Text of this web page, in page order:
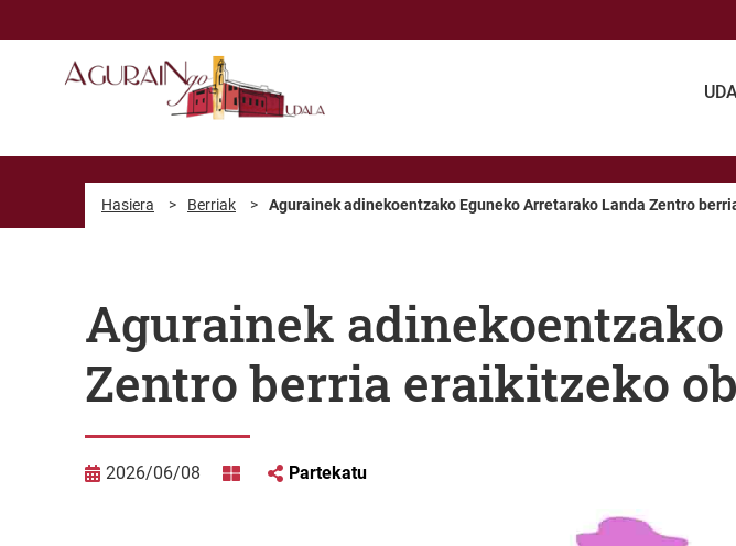
Hasiera > Berriak > Agurainek adinekoentzako Eguneko Arretarako Landa Zentro
Agurainek
Zentro berria eraikitzeko
2026/06/08 Partekatu